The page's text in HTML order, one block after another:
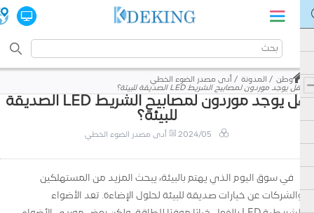
وطن المدونة
أدى مصدر الضوء الخطي
هل يوجد موردون لمصابيح الشريط LED الصديقة للبيئة؟
هل يوجد موردون لمصابيح الشريط LED الصديقة
للبيئة؟
2024/05 أدى مصدر الضوء الخطي
في سوق اليوم الذي يهتم بالبيئة، يبحث المزيد من المستهلكين
والشركات عن خيارات صديقة للبيئة لحلول الإضاءة. تعد الأضواء